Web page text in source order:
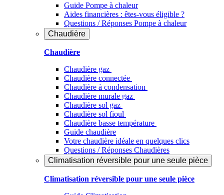
Guide Pompe à chaleur
Aides financières : êtes-vous éligible ?
Questions / Réponses Pompe à chaleur
Chaudière
Chaudière
Chaudière gaz
Chaudière connectée
Chaudière à condensation
Chaudière murale gaz
Chaudière sol gaz
Chaudière sol fioul
Chaudière basse température
Guide chaudière
Votre chaudière idéale en quelques clics
Questions / Réponses Chaudières
Climatisation réversible pour une seule pièce
Climatisation réversible pour une seule pièce